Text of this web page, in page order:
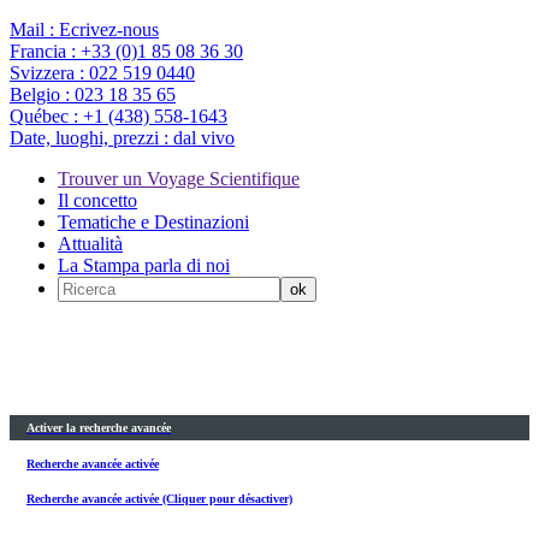
Mail : Ecrivez-nous
Francia : +33 (0)1 85 08 36 30
Svizzera : 022 519 0440
Belgio : 023 18 35 65
Québec : +1 (438) 558-1643
Date, luoghi, prezzi : dal vivo
Trouver un Voyage Scientifique
Il concetto
Tematiche e Destinazioni
Attualità
La Stampa parla di noi
Activer la recherche avancée
Recherche avancée activée
Recherche avancée activée (Cliquer pour désactiver)